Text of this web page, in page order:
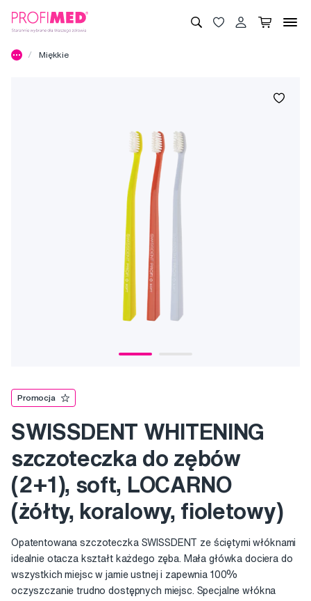
Miękkie
Promocja
SWISSDENT WHITENING
szczoteczka do zębów
(2+1), soft, LOCARNO
(żółty, koralowy, fioletowy)
Opatentowana szczoteczka SWISSDENT ze ściętymi włóknami
idealnie otacza kształt każdego zęba. Mała główka dociera do
wszystkich miejsc w jamie ustnej i zapewnia 100%
oczyszczanie trudno dostępnych miejsc. Specjalne włókna